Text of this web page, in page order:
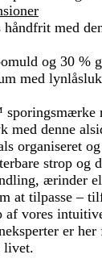
med
og 30 %
med
med denne
organiseret
strop og
ærinder
at tilpasse –
vores
er
livet.